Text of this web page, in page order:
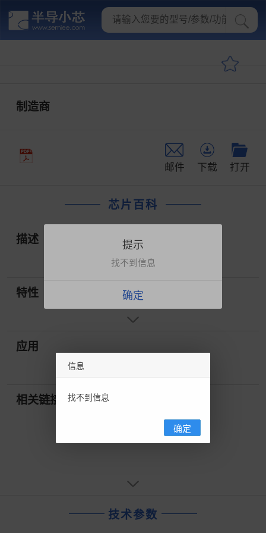
制造商
邮件 下载 打开
芯片百科
描述
特性
应用
相关链接
技术参数
提示
找不到信息
确定
信息
找不到信息
确定